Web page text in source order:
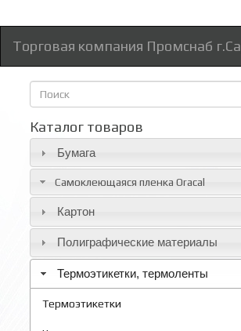
Торговая компания Промснаб
Форма
поиска
Каталог товаров
Бумага
Самоклеющаяся пленка Oracal
Картон
Полиграфические материалы
Термоэтикетки, термоленты
Термоэтикетки